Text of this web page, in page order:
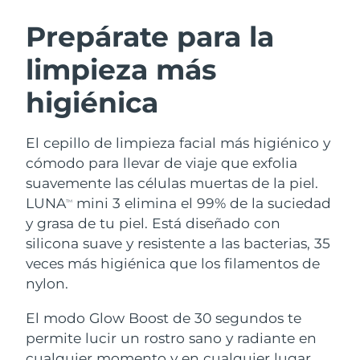
Prepárate para la
limpieza más
higiénica
El cepillo de limpieza facial más higiénico y
cómodo para llevar de viaje que exfolia
suavemente las células muertas de la piel.
LUNATM
mini 3 elimina el 99% de la suciedad
y grasa de tu piel. Está diseñado con
silicona suave y resistente a las bacterias, 35
veces más higiénica que los filamentos de
nylon.
El modo Glow Boost de 30 segundos te
permite lucir un rostro sano y radiante en
Limpieza facial
Anti-aging massage
LUNA™ 4 Plus
Massage, LED heating
Microcurrent toning
BEAR™ 2 go
Microcurrent toning on-the-go
Hidratación
UFO™ 3 pack
Deep facial hydration
Near-infrared and red light therapy
device
Cuidado bucal
issa™ 4
Hybrid silicone sonic toothbrush
Smart hybrid silicone sonic toothbrush
TRATAMIENTO ANTIEDAD FAQ™
Antiedad Tratamientos LED
Austria Entrega prevista
Baréin Entrega prevista
Bélgica
Bermudas Entrega prevista8/16/26
Bosnia y Herzegovina Entrega prevista 8/13/26
Bulgaria Entrega prevista8/10/26
Canadá
Chile Entrega prevista8/14/26